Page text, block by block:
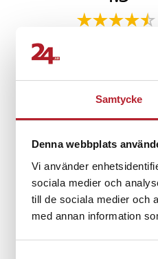
Samtycke
Denna webbplats
Vi använder
sociala medier och
till de sociala medier och
med annan information
Förvandla din
Specifikation
- Färg: Svart
- Funktion:
- Design: Elastisk
Artikelnummer:
Recensioner (2)
MR
Bra.
RM